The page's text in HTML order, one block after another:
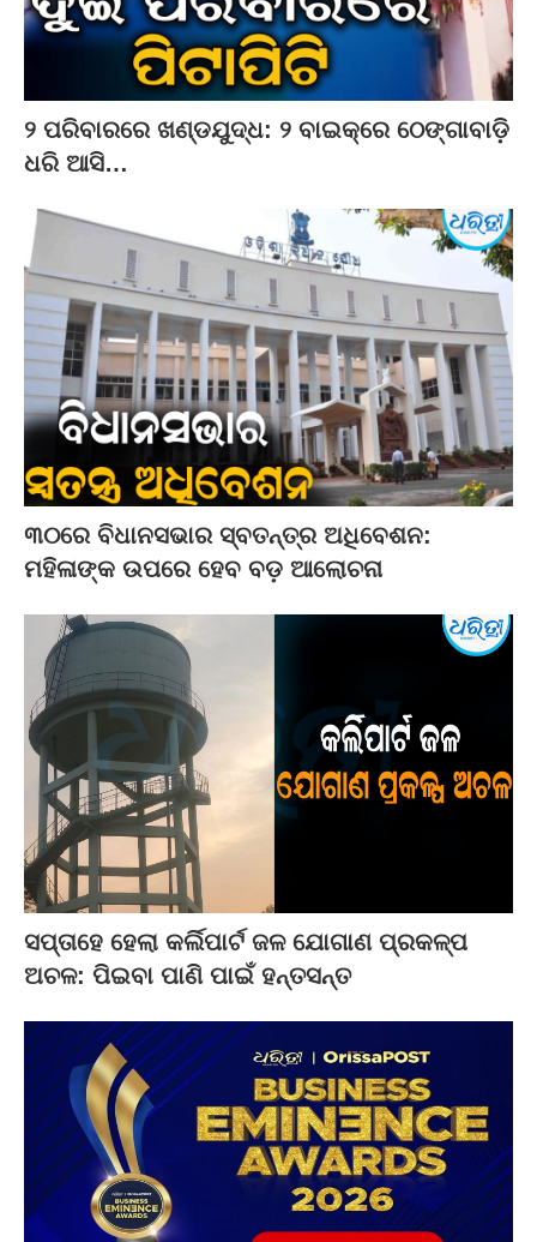
୨ ପରିବାରରେ ଖଣ୍ଡଯୁଦ୍ଧ: ୨ ବାଇକ୍‌ରେ ଠେଙ୍ଗାବାଡ଼ି
ଧରି ଆସି…
୩୦ରେ ବିଧାନସଭାର ସ୍ବତନ୍ତ୍ର ଅଧିବେଶନ:
ମହିଳାଙ୍କ ଉପରେ ହେବ ବଡ଼ ଆଲୋଚନା
ସପ୍ତାହେ ହେଲା କର୍ଲିପାର୍ଟ ଜଳ ଯୋଗାଣ ପ୍ରକଳ୍ପ
ଅଚଳ: ପିଇବା ପାଣି ପାଇଁ ହନ୍ତସନ୍ତ